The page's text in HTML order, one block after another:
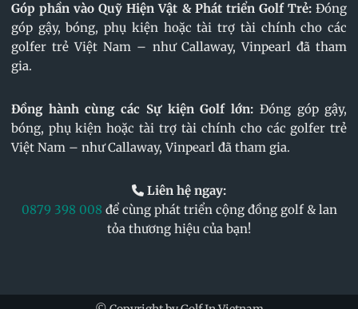
Góp phần vào Quỹ Hiện Vật & Phát triển Golf Trẻ: Đóng
góp gậy, bóng, phụ kiện hoặc tài trợ tài chính cho các
golfer trẻ Việt Nam – như Callaway, Vinpearl đã tham
gia.
Đồng hành cùng các Sự kiện Golf lớn: Đóng góp gậy,
bóng, phụ kiện hoặc tài trợ tài chính cho các golfer trẻ
Việt Nam – như Callaway, Vinpearl đã tham gia.
Liên hệ ngay:
0879 398 008 để cùng phát triển cộng đồng golf & lan
tỏa thương hiệu của bạn!